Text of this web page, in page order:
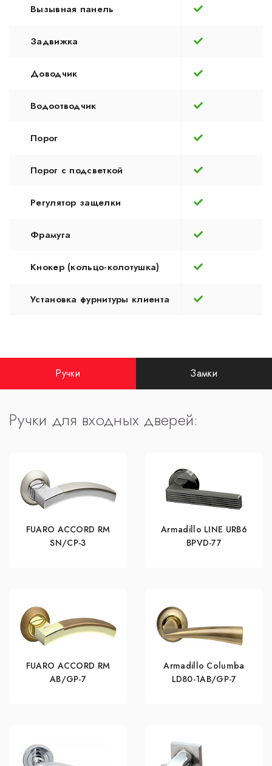
Вызывная панель
Задвижка
Доводчик
Водоотводчик
Порог
Порог с подсветкой
Регулятор защелки
Фрамуга
Кнокер (кольцо-колотушка)
Установка фурнитуры клиента
Ручки Замки
Ручки для входных дверей:
FUARO ACCORD RM
SN/CP-3
Armadillo LINE URB6
BPVD-77
FUARO ACCORD RM
AB/GP-7
Armadillo Columba
LD80-1AB/GP-7